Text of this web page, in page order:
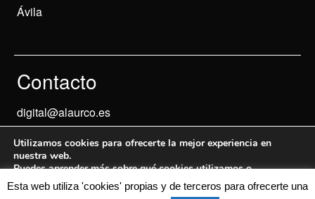
Ávila
Contacto
digital@alaurco.es
Esta web utiliza 'cookies' propias y de terceros para ofrecerte una
Utilizamos cookies para ofrecerte la mejor experiencia en
nuestra web.
Puedes aprender más sobre qué cookies utilizamos o
desactivarlas en losajustes.